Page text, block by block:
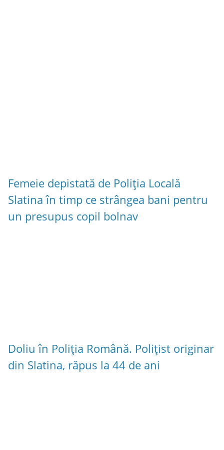
Femeie depistată de Poliția Locală
Slatina în timp ce strângea bani pentru
un presupus copil bolnav
Doliu în Poliția Română. Polițist originar
din Slatina, răpus la 44 de ani